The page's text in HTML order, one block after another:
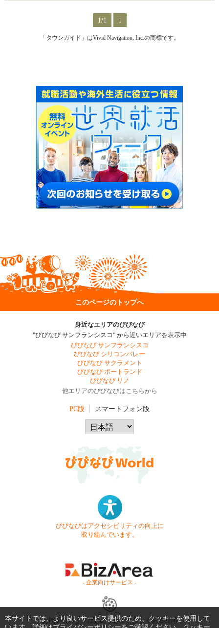
1/1 1
「タウンガイド」はVivid Navigation, Inc.の商標です。
このページのトップへ
身近なエリアのびびなび
"びびなび サンフランシスコ" から近いエリアを表示中
びびなび サンフランシスコ
びびなび シリコンバレー
びびなび サクラメント
びびなび ポートランド
びびなび リノ
他エリアのびびなびはこちらから
PC版 スマートフォン版
びびなびはアクセシビリティの向上に
取り組んでいます。
- 企業向けサービス -
お問い合わせ はじめてガイド よくある質問
本サイトでは、より良いサービス提供のため、クッキーを使用して